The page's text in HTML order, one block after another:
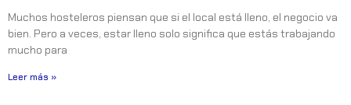
Muchos hosteleros piensan que si el local está lleno, el negocio va
bien. Pero a veces, estar lleno solo significa que estás trabajando
mucho para
Leer más »